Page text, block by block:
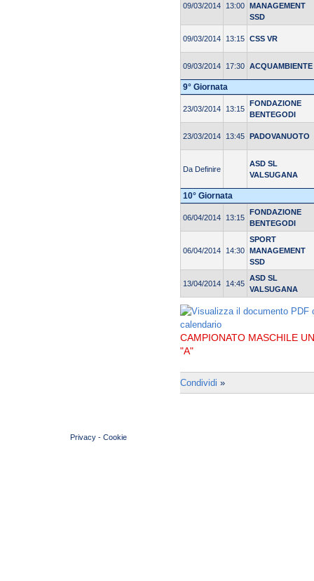
09/03/2014 13:00 MANAGEMENT
SSD
09/03/2014 13:15 CSS VR
09/03/2014 17:30 ACQUAMBIENTE
9° Giornata
23/03/2014 13:15
FONDAZIONE
BENTEGODI
23/03/2014 13:45 PADOVANUOTO
Da Definire
ASD SL
VALSUGANA
10° Giornata
06/04/2014 13:15
FONDAZIONE
BENTEGODI
06/04/2014 14:30
SPORT
MANAGEMENT
SSD
13/04/2014 14:45
ASD SL
VALSUGANA
CAMPIONATO MASCHILE
"A"
Condividi »
Privacy - Cookie